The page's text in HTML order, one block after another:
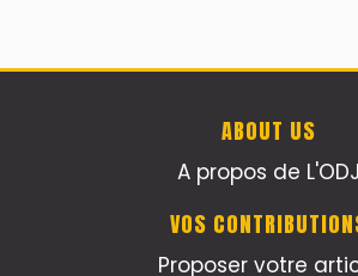
ABOUT US
A propos de L'ODJ
VOS
Proposer votre